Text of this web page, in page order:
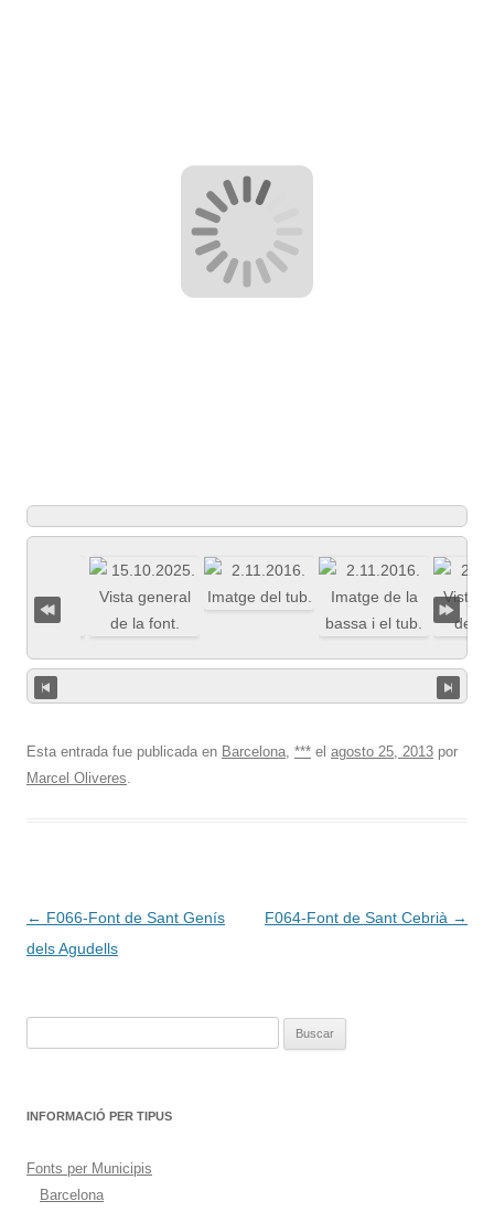
Esta entrada fue publicada en Barcelona, *** el agosto 25, 2013 por
Marcel Oliveres.
Navegación
de
← F066-Font de Sant Genís
dels Agudells
F064-Font de Sant Cebrià →
INFORMACIÓ PER TIPUS
Fonts per Municipis
Barcelona